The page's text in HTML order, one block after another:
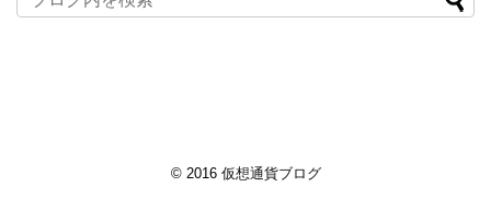
© 2016 仮想通貨ブログ